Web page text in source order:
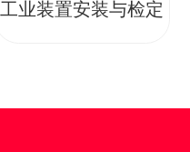
工业装置安装与检定